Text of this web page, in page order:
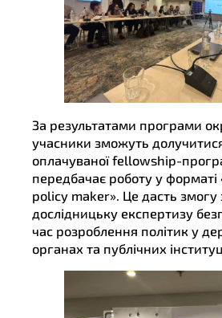
За результатами програми
учасники зможуть
оплачуваної fellowship-
передбачає роботу у форматі
policy maker». Це дасть змогу
дослідницьку експертизу
час розроблення політик у
органах та публічних